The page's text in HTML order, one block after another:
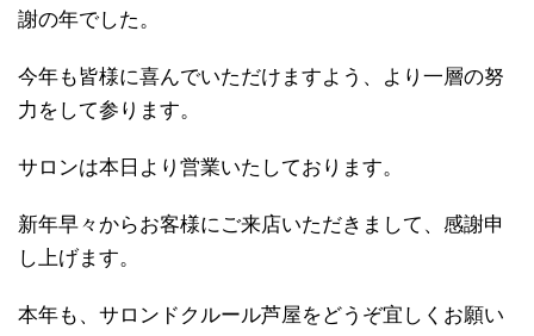
謝の年でした。
今年も皆様に喜んでいただけますよう、より一層の努
力をして参ります。
サロンは本日より営業いたしております。
新年早々からお客様にご来店いただきまして、感謝申
し上げます。
本年も、サロンドクルール芦屋をどうぞ宜しくお願い